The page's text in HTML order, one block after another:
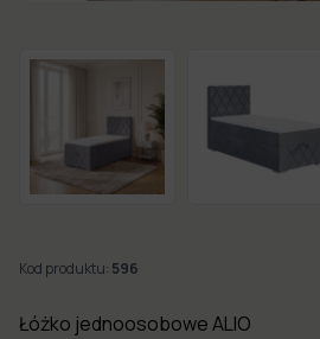
dni
Kolekcje
mebli
Kod produktu: 596
Łóżko jednoosobowe ALIO